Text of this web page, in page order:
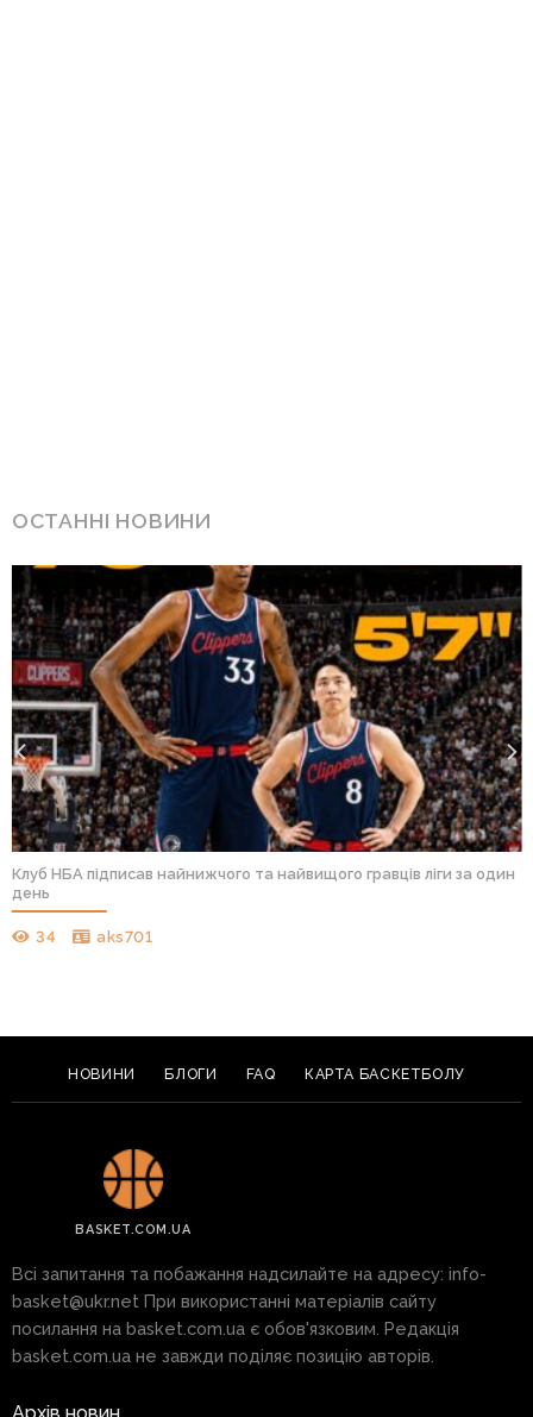
ОСТАННІ НОВИНИ
Клуб НБА підписав найнижчого та найвищого гравців ліги за один
день
34 aks701
НОВИНИ БЛОГИ FAQ КАРТА БАСКЕТБОЛУ
BASKET.COM.UA
Всі запитання та побажання надсилайте на адресу: info-
basket@ukr.net При використанні матеріалів сайту
посилання на basket.com.ua є обов'язковим. Редакція
basket.com.ua не завжди поділяє позицію авторів.